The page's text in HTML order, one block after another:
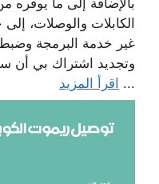
الكابلات والوصلات،
غير خدمة البرمجة وضبط
وتجديد اشتراك بي أن
... اقرأ المزيد